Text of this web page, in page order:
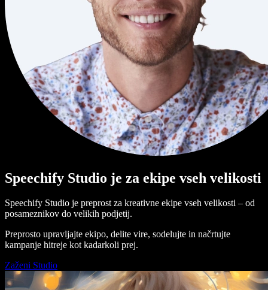
Speechify Studio je za ekipe vseh velikosti
Speechify Studio je preprost za kreativne ekipe vseh velikosti – od
posameznikov do velikih podjetij.
Preprosto upravljajte ekipo, delite vire, sodelujte in načrtujte
kampanje hitreje kot kadarkoli prej.
Zaženi Studio